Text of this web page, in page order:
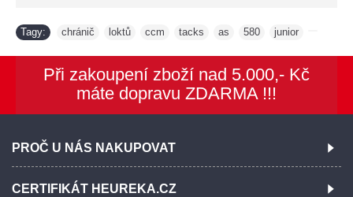
Tagy: chránič loktů ccm tacks as 580 junior
Při zakoupení zboží nad 5.000,- Kč
máte dopravu ZDARMA !!!
PROČ U NÁS NAKUPOVAT
CERTIFIKÁT HEUREKA.CZ